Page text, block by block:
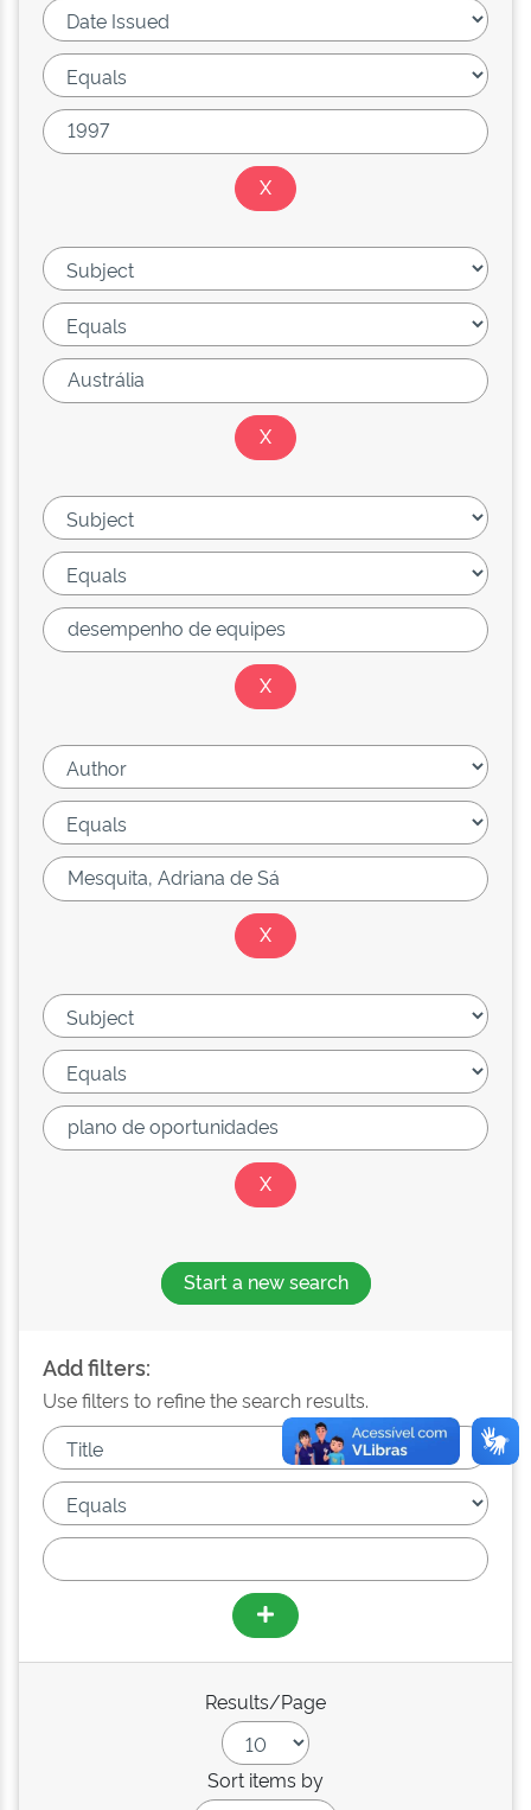
Start a new search
Add filters:
Use filters to refine the search results.
Results/Page
Sort items by